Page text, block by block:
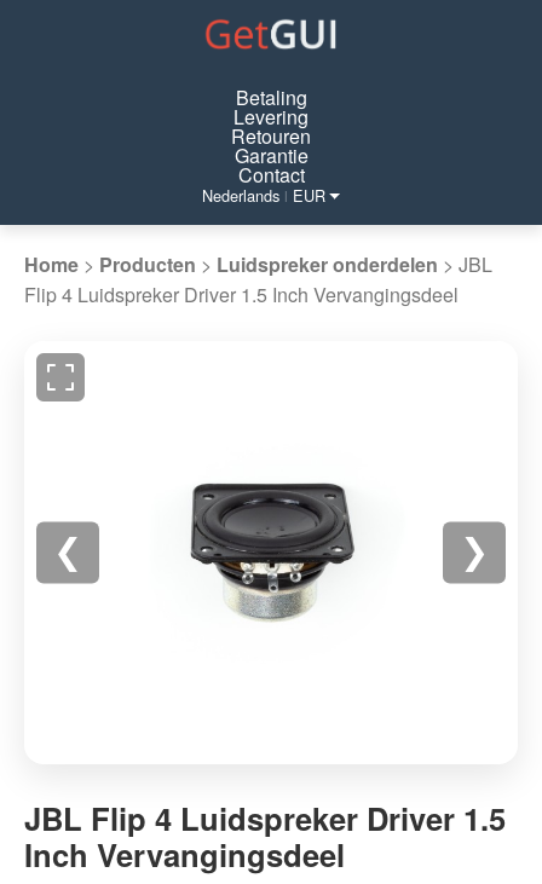
Betaling
Levering
Retouren
Garantie
Contact
Nederlands | EUR
Home > Producten > Luidspreker onderdelen > JBL
Flip 4 Luidspreker Driver 1.5 Inch Vervangingsdeel
❮ ❯
Flip
4
Luidspreker
JBL Flip 4 Luidspreker Driver 1.5
Inch Vervangingsdeel